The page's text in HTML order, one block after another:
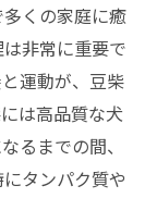
くの家庭に癒
非常に重要で
運動が、豆柴
は高品質な犬
るまでの間、
タンパク質や